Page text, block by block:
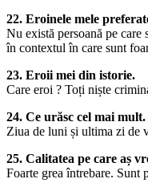
22. Eroinele mele
Nu există persoană pe care
în contextul în care sunt
23. Eroii mei din istorie.
Care eroi ? Toți niște
24. Ce urăsc cel mai mult.
Ziua de luni și ultima zi de
25. Calitatea pe care aș
Foarte grea întrebare. Sunt